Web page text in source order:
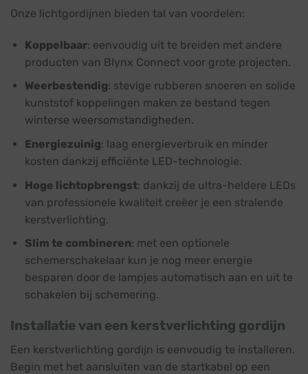
Onze lichtgordijnen bieden tal van voordelen:
Koppelbaar: eenvoudig uit te breiden met andere
producten van Blynx Connect voor grote projecten.
Weerbestendig: stevige rubberen snoeren en solide
kunststof koppelingen maken ze bestand tegen
winterse weersomstandigheden.
Energiezuinig: laag energieverbruik en minder
kosten dankzij efficiënte LED-technologie.
Hoge lichtopbrengst: dankzij de ultra-heldere LEDs
van professionele kwaliteit creëer je een stralende
kerstverlichting.
Slim te combineren: met een optionele
schemerschakelaar kun je nog meer energie
besparen door de lampjes automatisch aan en uit te
schakelen bij schemering.
Installatie van een kerstverlichting gordijn
Een kerstverlichting gordijn is eenvoudig te installeren.
Begin met het aansluiten van de startkabel op een